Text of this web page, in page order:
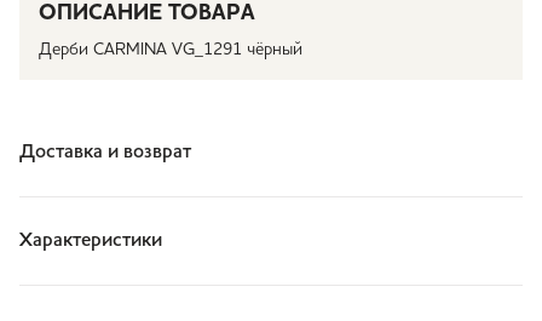
ОПИСАНИЕ ТОВАРА
Дерби CARMINA VG_1291 чёрный
Доставка и возврат
Характеристики